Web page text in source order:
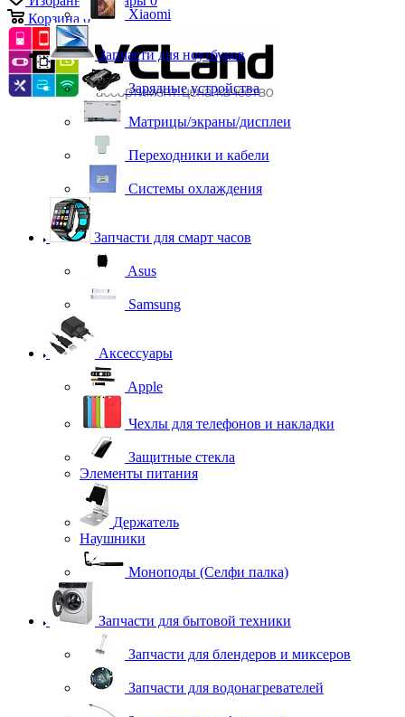
Корзина 0 Xiaomi
Запчасти для ноутбуков
Зарядные устройства
Матрицы/экраны/дисплеи
Переходники и кабели
Системы охлаждения
Запчасти для смарт часов
Asus
Samsung
Аксессуары
Apple
Чехлы для телефонов и накладки
Защитные стекла
Элементы питания
Держатель
Наушники
Моноподы (Селфи палка)
Запчасти для бытовой техники
Запчасти для блендеров и миксеров
Запчасти для водонагревателей